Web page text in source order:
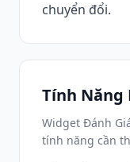
chuyển đổi.
Tính Năng
Widget Đánh
tính năng cần